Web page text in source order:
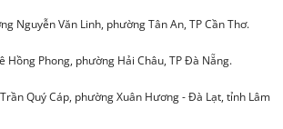
Nguyễn Văn Linh, phường Tân An, TP Cần Thơ.
Hồng Phong, phường Hải Châu, TP Đà Nẵng.
Quý Cáp, phường Xuân Hương - Đà Lạt, tỉnh Lâm